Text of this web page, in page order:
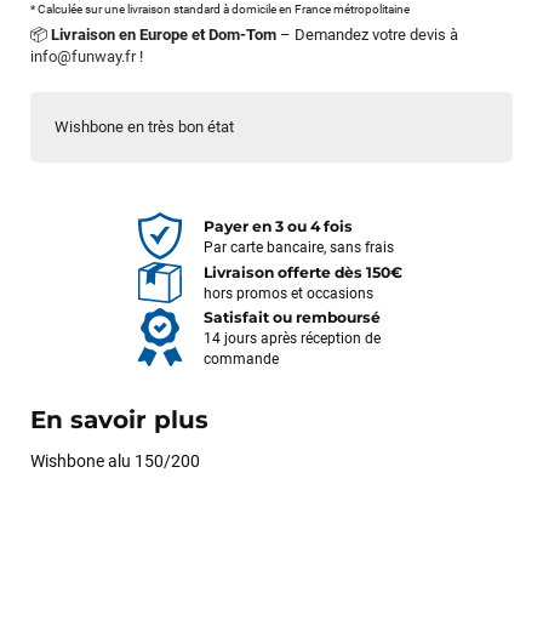
Wishbone en très bon état
* Calculée sur une livraison standard à domicile en France métropolitaine
📦 Livraison en Europe et Dom-Tom – Demandez votre devis à
info@funway.fr!
Payer en 3 ou 4 fois
Par carte bancaire, sans frais
Livraison offerte dès 150€
hors promos et occasions
Satisfait ou remboursé
14 jours après réception de
commande
En savoir plus
Wishbone alu 150/200